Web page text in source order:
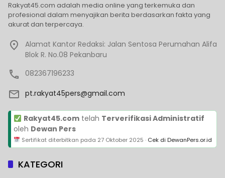
Rakyat45.com adalah media online yang terkemuka dan
profesional dalam menyajikan berita berdasarkan fakta yang
akurat dan terpercaya.
Alamat Kantor Redaksi: Jalan Sentosa Perumahan Alifa
Blok R. No.08 Pekanbaru
082367196233
pt.rakyat45pers@gmail.com
Rakyat45.comtelah Terverifikasi Administratif
oleh Dewan Pers
Sertifikat diterbitkan pada 27 Oktober 2025 · Cek di DewanPers.or.id
KATEGORI